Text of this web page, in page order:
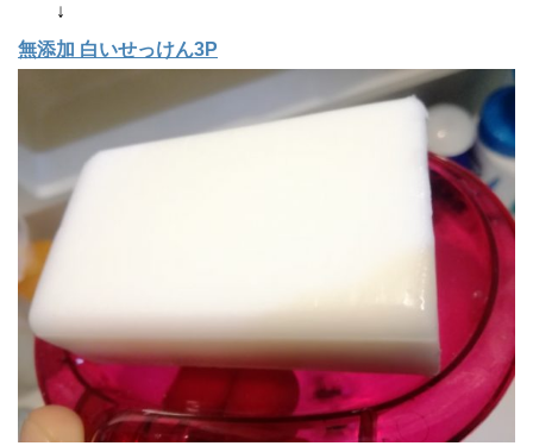
↓
無添加 白いせっけん3P